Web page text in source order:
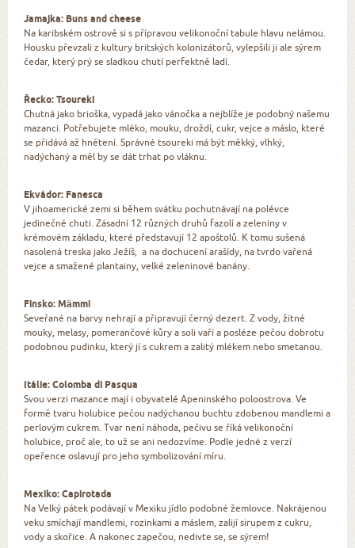
Jamajka: Buns and cheese
Na karibském ostrově si s přípravou velikonoční tabule hlavu nelámou.
Housku převzali z kultury britských kolonizátorů, vylepšili ji ale sýrem
čedar, který prý se sladkou chutí perfektně ladí.
Řecko: Tsoureki
Chutná jako brioška, vypadá jako vánočka a nejblíže je podobný našemu
mazanci. Potřebujete mléko, mouku, droždí, cukr, vejce a máslo, které
se přidává až hnětení. Správné tsoureki má být měkký, vlhký,
nadýchaný a měl by se dát trhat po vláknu.
Ekvádor: Fanesca
V jihoamerické zemi si během svátku pochutnávají na polévce
jedinečné chuti. Zásadní 12 různých druhů fazolí a zeleniny v
krémovém základu, které představují 12 apoštolů. K tomu sušená
nasolená treska jako Ježíš, a na dochucení arašídy, na tvrdo vařená
vejce a smažené plantainy, velké zeleninové banány.
Finsko: Mämmi
Seveřané na barvy nehrají a připravují černý dezert. Z vody, žitné
mouky, melasy, pomerančové kůry a soli vaří a posléze pečou dobrotu
podobnou pudinku, který jí s cukrem a zalitý mlékem nebo smetanou.
Itálie: Colomba di Pasqua
Svou verzi mazance mají i obyvatelé Apeninského poloostrova. Ve
formě tvaru holubice pečou nadýchanou buchtu zdobenou mandlemi a
perlovým cukrem. Tvar není náhoda, pečivu se říká velikonoční
holubice, proč ale, to už se ani nedozvíme. Podle jedné z verzí
opeřence oslavují pro jeho symbolizování míru.
Mexiko: Capirotada
Na Velký pátek podávají v Mexiku jídlo podobné žemlovce. Nakrájenou
veku smíchají mandlemi, rozinkami a máslem, zalijí sirupem z cukru,
vody a skořice. A nakonec zapečou, nedivte se, se sýrem!